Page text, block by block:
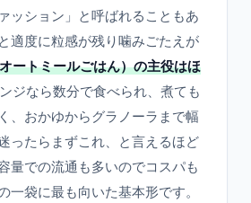
ッション」と呼ばれることもあ
適度に粒感が残り噛みごたえが
ートミールごはん）の主役はほ
ジなら数分で食べられ、煮ても
、おかゆからグラノーラまで幅
ったらまずこれ、と言えるほど
量での流通も多いのでコスパも
一袋に最も向いた基本形です。